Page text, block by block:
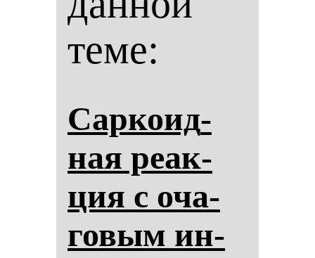
теме:
Сар­ко­ид­
ная ре­ак­
ция с оча­
го­вым ин­